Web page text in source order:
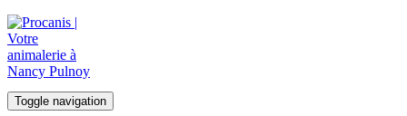
Toggle navigation